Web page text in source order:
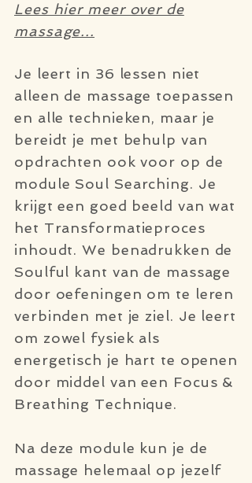
Lees hier meer over de
massage...
Je leert in 36 lessen niet
alleen de massage toepassen
en alle technieken, maar je
bereidt je met behulp van
opdrachten ook voor op de
module Soul Searching. Je
krijgt een goed beeld van wat
het Transformatieproces
inhoudt. We benadrukken de
Soulful kant van de massage
door oefeningen om te leren
verbinden met je ziel. Je leert
om zowel fysiek als
energetisch je hart te openen
door middel van een Focus &
Breathing Technique.
Na deze module kun je de
massage helemaal op jezelf